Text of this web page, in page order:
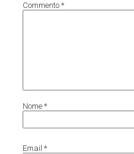
Commento*
Nome*
Email*